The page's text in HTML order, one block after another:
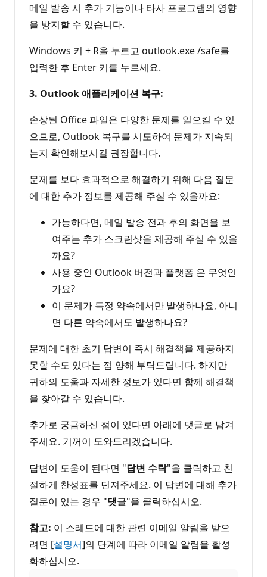
메일 발송 시 추가 기능이나 타사 프로그램의 영향
을 방지할 수 있습니다.
Windows 키 + R을 누르고 outlook.exe /safe를
입력한 후 Enter 키를 누르세요.
3. Outlook 애플리케이션 복구:
손상된 Office 파일은 다양한 문제를 일으킬 수 있
으므로, Outlook 복구를 시도하여 문제가 지속되
는지 확인해보시길 권장합니다.
문제를 보다 효과적으로 해결하기 위해 다음 질문
에 대한 추가 정보를 제공해 주실 수 있을까요:
가능하다면, 메일 발송 전과 후의 화면을 보
여주는 추가 스크린샷을 제공해 주실 수 있을
까요?
사용 중인 Outlook 버전과 플랫폼 은 무엇인
가요?
이 문제가 특정 약속에서만 발생하나요, 아니
면 다른 약속에서도 발생하나요?
문제에 대한 초기 답변이 즉시 해결책을 제공하지
못할 수도 있다는 점 양해 부탁드립니다. 하지만
귀하의 도움과 자세한 정보가 있다면 함께 해결책
을 찾아갈 수 있습니다.
추가로 궁금하신 점이 있다면 아래에 댓글로 남겨
주세요. 기꺼이 도와드리겠습니다.
답변이 도움이 된다면 "답변 수락"을 클릭하고 친
절하게 찬성표를 던져주세요. 이 답변에 대해 추가
질문이 있는 경우 "댓글"을 클릭하십시오.
참고: 이 스레드에 대한 관련 이메일 알림을 받으
려면 [설명서]의 단계에 따라 이메일 알림을 활성
화하십시오.